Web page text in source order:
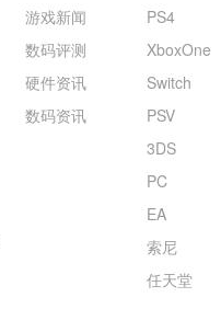
游戏新闻
数码评测
硬件资讯
数码资讯
PS4
XboxOne
Switch
PSV
3DS
PC
EA
索尼
任天堂